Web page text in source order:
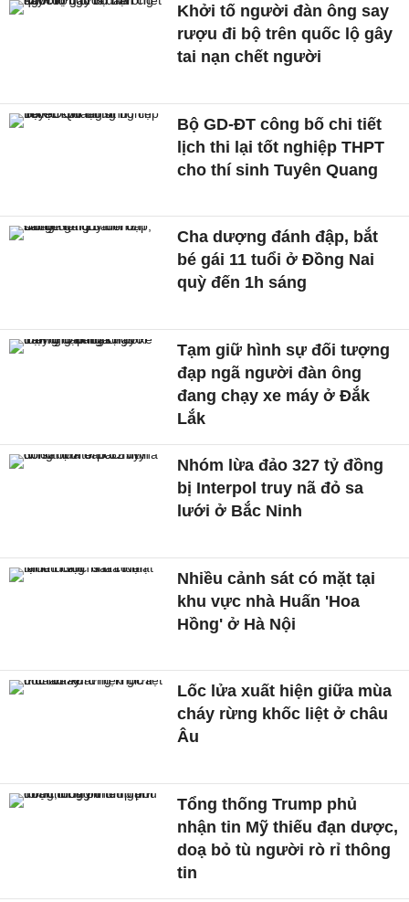
Khởi tố người đàn ông say
rượu đi bộ trên quốc lộ gây
tai nạn chết người
Bộ GD-ĐT công bố chi tiết
lịch thi lại tốt nghiệp THPT
cho thí sinh Tuyên Quang
Cha dượng đánh đập, bắt
bé gái 11 tuổi ở Đồng Nai
quỳ đến 1h sáng
Tạm giữ hình sự đối tượng
đạp ngã người đàn ông
đang chạy xe máy ở Đắk
Lắk
Nhóm lừa đảo 327 tỷ đồng
bị Interpol truy nã đỏ sa
lưới ở Bắc Ninh
Nhiều cảnh sát có mặt tại
khu vực nhà Huấn 'Hoa
Hồng' ở Hà Nội
Lốc lửa xuất hiện giữa mùa
cháy rừng khốc liệt ở châu
Âu
Tổng thống Trump phủ
nhận tin Mỹ thiếu đạn dược,
doạ bỏ tù người rò rỉ thông
tin